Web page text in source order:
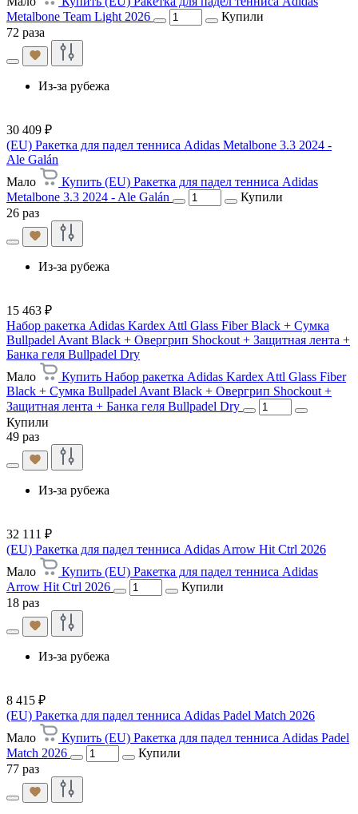
Metalbone Team Light 2026
Купили
72 раза
Из-за рубежа
30 409 ₽
(EU) Ракетка для падел тенниса Adidas Metalbone 3.3 2024 -
Ale Galán
Мало
Купить (EU) Ракетка для падел тенниса Adidas
Metalbone 3.3 2024 - Ale Galán
Купили
26 раз
Из-за рубежа
15 463 ₽
Набор ракетка Adidas Kardex Attl Glass Fiber Black + Сумка
Bullpadel Avant Black + Овергрип Shockout + Защитная лента +
Банка геля Bullpadel Dry
Мало
Купить Набор ракетка Adidas Kardex Attl Glass Fiber
Black + Сумка Bullpadel Avant Black + Овергрип Shockout +
Защитная лента + Банка геля Bullpadel Dry
Купили
49 раз
Из-за рубежа
32 111 ₽
(EU) Ракетка для падел тенниса Adidas Arrow Hit Ctrl 2026
Мало
Купить (EU) Ракетка для падел тенниса Adidas
Arrow Hit Ctrl 2026
Купили
18 раз
Из-за рубежа
8 415 ₽
(EU) Ракетка для падел тенниса Adidas Padel Match 2026
Мало
Купить (EU) Ракетка для падел тенниса Adidas Padel
Match 2026
Купили
77 раз